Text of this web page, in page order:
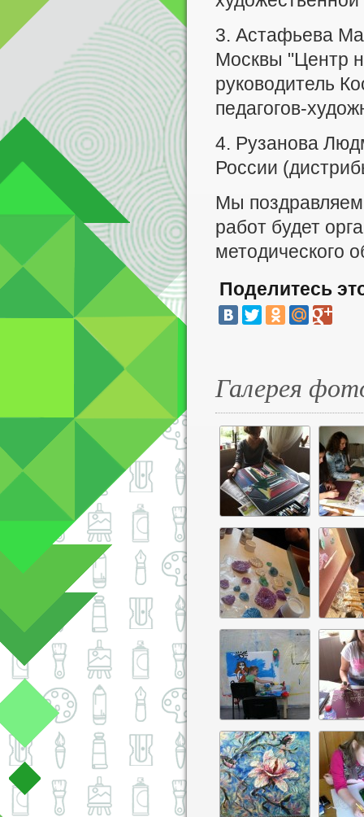
3. Астафьева
Москвы "Центр
руководитель
педагогов-
4. Рузанова
России
Мы
работ будет
методического
Поделитесь
Галерея